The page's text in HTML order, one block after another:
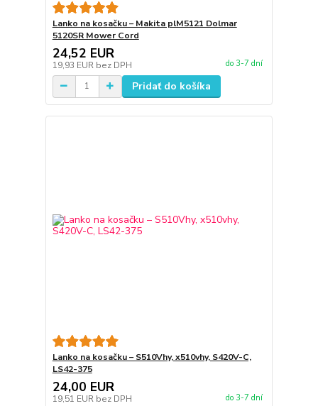
Lanko na kosačku – Makita plM5121 Dolmar
5120SR Mower Cord
24,52 EUR
19,93 EUR bez DPH do 3-7 dní
Pridať do košíka
Lanko na kosačku – S510Vhy, x510vhy, S420V-C,
LS42-375
24,00 EUR
19,51 EUR bez DPH do 3-7 dní